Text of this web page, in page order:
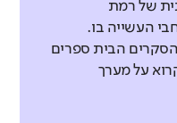
של רמת
העשייה בו.
הבית ספרים
על מערך